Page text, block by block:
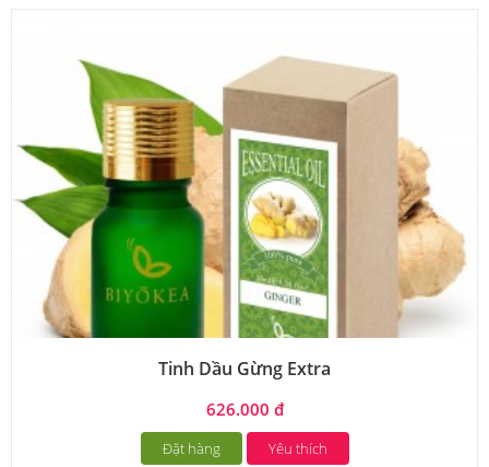
Tinh Dầu Gừng Extra
626.000 đ
Đặt hàng Yêu thích